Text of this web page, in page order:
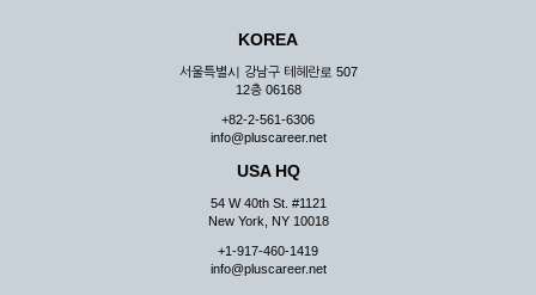
KOREA
서울특별시 강남구 테헤란로 507
12층 06168
+82-2-561-6306
info@pluscareer.net
USA HQ
54 W 40th St. #1121
New York, NY 10018
+1-917-460-1419
info@pluscareer.net